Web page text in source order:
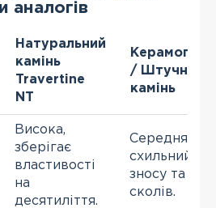
аналогів
Натуральний
камінь
Travertine
NT
/ Штучний
камінь
Висока,
зберігає
властивості
на
десятиліття.
Середня,
схильний до
зносу та
сколів.